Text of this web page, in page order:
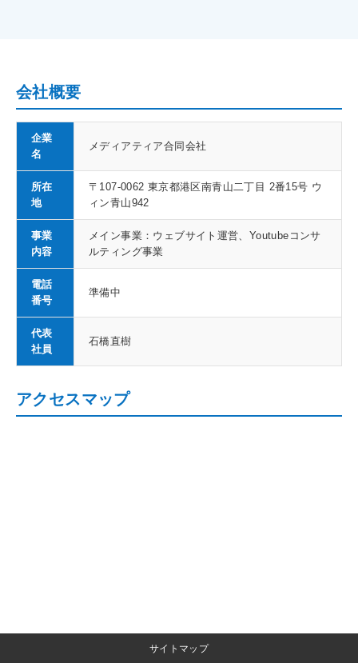
会社概要
企業
名
メディアティア合同会社
所在
地
〒107-0062 東京都港区南青山二丁目 2番15号 ウ
ィン青山942
事業
内容
メイン事業：ウェブサイト運営、Youtubeコンサ
ルティング事業
電話
番号
準備中
代表
社員
石橋直樹
アクセスマップ
サイトマップ